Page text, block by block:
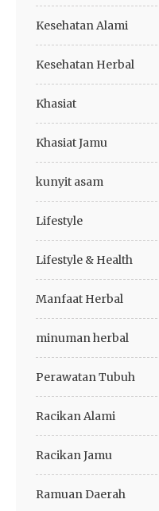
Kesehatan Alami
Kesehatan Herbal
Khasiat
Khasiat Jamu
kunyit asam
Lifestyle
Lifestyle & Health
Manfaat Herbal
minuman herbal
Perawatan Tubuh
Racikan Alami
Racikan Jamu
Ramuan Daerah